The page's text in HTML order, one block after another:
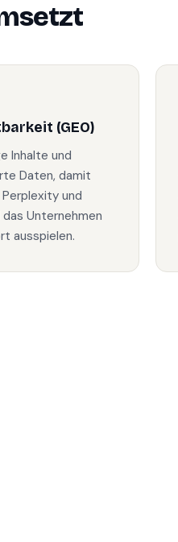
(GEO)
Inhalte und
Daten, damit
und
Unternehmen
ausspielen.